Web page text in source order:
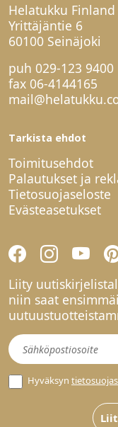
Helatukku Finland
Yrittäjäntie 6
60100 Seinäjoki
puh 029-123 9400
fax 06-4144165
Tarkista ehdot
Toimitusehdot
Palautukset ja
Tietosuojaseloste
Evästeasetukset
Liity
niin saat
Uutiskirje
Hyväksyn